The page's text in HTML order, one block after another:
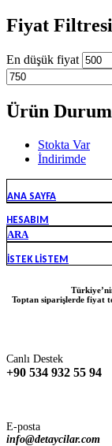
Fiyat Filtresi
En düşük fiyat
Ürün
Stokta Var
İndirimde
ANA SAYFA
HESABIM
ARA
İSTEK LISTEM
Toptan siparişlerde fiyat
Canlı Destek
+90 534 932 55 94
E-posta
info@detaycilar.com